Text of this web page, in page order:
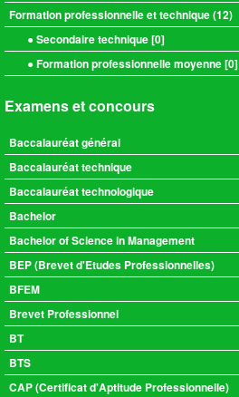
Formation professionnelle et technique (12)
● Secondaire technique [0]
● Formation professionnelle moyenne [0]
Examens et concours
Baccalauréat général
Baccalauréat technique
Baccalauréat technologique
Bachelor
Bachelor of Science in Management
BEP (Brevet d'Etudes Professionnelles)
BFEM
Brevet Professionnel
BT
BTS
CAP (Certificat d'Aptitude Professionnelle)